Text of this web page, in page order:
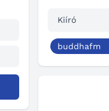
Kiíró
buddhafm